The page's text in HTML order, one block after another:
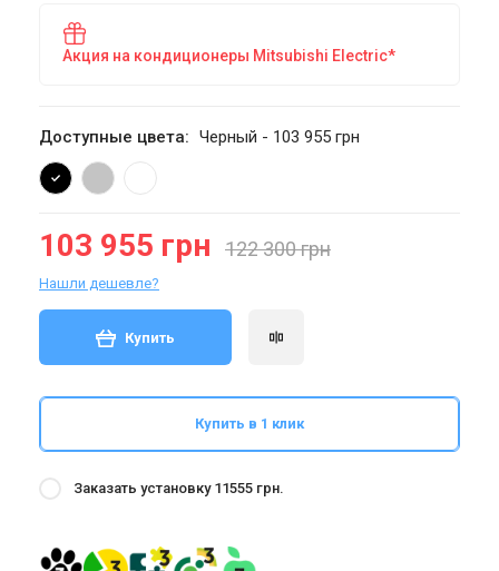
Акция на кондиционеры Mitsubishi Electric*
Доступные цвета: Черный - 103 955 грн
103 955 грн 122 300 грн
Нашли дешевле?
Купить
Купить в 1 клик
Заказать установку 11555 грн.